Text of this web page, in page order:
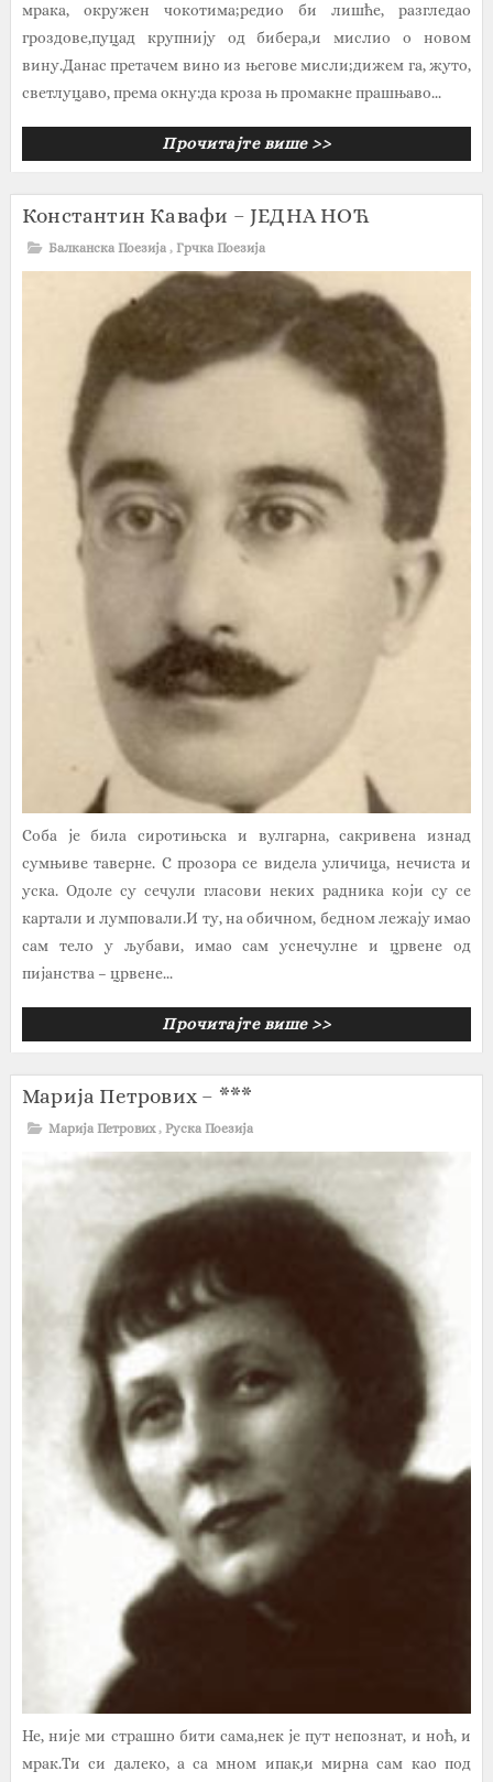
мрака, окружен чокотима;редио би лишће, разгледао
гроздове,пуцад крупнију од бибера,и мислио о новом
вину.Данас претачем вино из његове мисли;дижем га, жуто,
светлуцаво, према окну:да кроза њ промакне прашњаво...
Прочитајте више >>
Константин Кавафи – ЈЕДНА НОЋ
Балканска Поезија , Грчка Поезија
Соба је била сиротињска и вулгарна, сакривена изнад
сумњиве таверне. С прозора се видела уличица, нечиста и
уска. Одоле су сечули гласови неких радника који су се
картали и лумповали.И ту, на обичном, бедном лежају имао
сам тело у љубави, имао сам уснечулне и црвене од
пијанства – црвене...
Прочитајте више >>
Марија Петрових – ***
Марија Петрових , Руска Поезија
Не, није ми страшно бити сама,нек је пут непознат, и ноћ, и
мрак.Ти си далеко, а са мном ипак,и мирна сам као под